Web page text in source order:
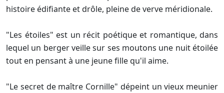
histoire édifiante et drôle, pleine de verve méridionale.
"Les étoiles" est un récit poétique et romantique, dans
lequel un berger veille sur ses moutons une nuit étoilée
tout en pensant à une jeune fille qu'il aime.
"Le secret de maître Cornille" dépeint un vieux meunier